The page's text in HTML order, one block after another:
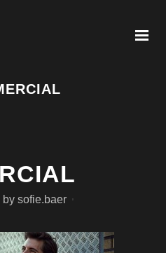
by sofie.baer